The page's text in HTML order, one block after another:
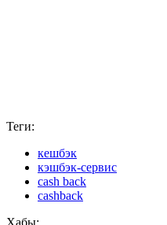
Теги:
кешбэк
кэшбэк-сервис
cash back
cashback
Хабы: